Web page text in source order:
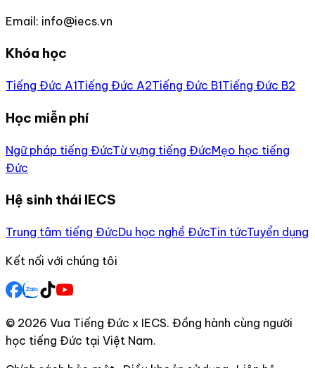
Email: info@iecs.vn
Khóa học
Tiếng Đức A1Tiếng Đức A2Tiếng Đức B1Tiếng Đức B2
Học miễn phí
Ngữ pháp tiếng ĐứcTừ vựng tiếng ĐứcMẹo học tiếng
Đức
Hệ sinh thái IECS
Trung tâm tiếng ĐứcDu học nghề ĐứcTin tứcTuyển dụng
Kết nối với chúng tôi
© 2026 Vua Tiếng Đức x IECS. Đồng hành cùng người
học tiếng Đức tại Việt Nam.